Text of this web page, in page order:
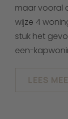
maar vooral
wijze 4
stuk het
een-
LEES